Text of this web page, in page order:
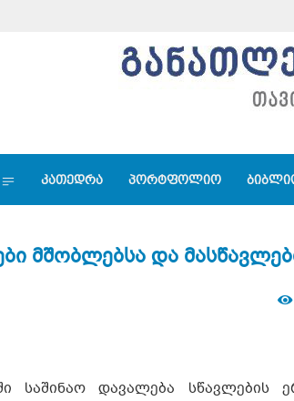
კათედრა პორტფოლიო
მშობლებსა და
საშინაო დავალება სწავლების